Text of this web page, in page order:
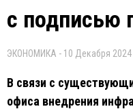
с подписью
ЭКОНОМИКА - 10 Декабря
В связи с
офиса внедрения